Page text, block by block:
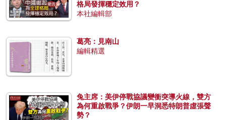
格局發揮穩定效用？
本社編輯部
葛亮：見南山
編輯精選
兔主席：美伊停戰協議變衝突導火線，雙方
為何重啟戰爭？伊朗一早洞悉特朗普虛張聲
勢？